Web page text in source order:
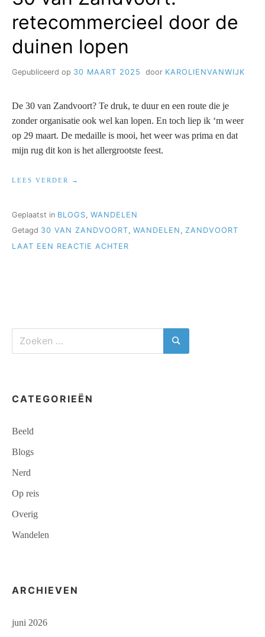
retecommercieel door de
duinen lopen
Gepubliceerd op 30 MAART 2025 door KAROLIENVANWIJK
De 30 van Zandvoort? Te druk, te duur en een route die je
zonder organisatie ook wel kan lopen. En toch liep ik ‘m weer
op 29 maart. De medaille is mooi, het weer was prima en dat
mijn rug dit kon is het allergrootste feest.
LEES VERDER
“30
DOOR
DE
LOPEN”
Geplaatst in BLOGS WANDELEN
Getagd 30 VAN ZANDVOORT, WANDELEN , ZANDVOORT
LAAT EEN REACTIE ACHTER
DUINEN
Zoeken
Zoeken
CATEGORIEËN
Beeld
Blogs
Nerd
Op reis
Overig
Wandelen
ARCHIEVEN
juni 2026